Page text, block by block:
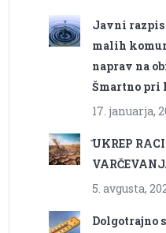
Javni razpis
malih
naprav na
Šmartno pri
17. januarja,
̌UKREP
5. avgusta,
Dolgotrajno